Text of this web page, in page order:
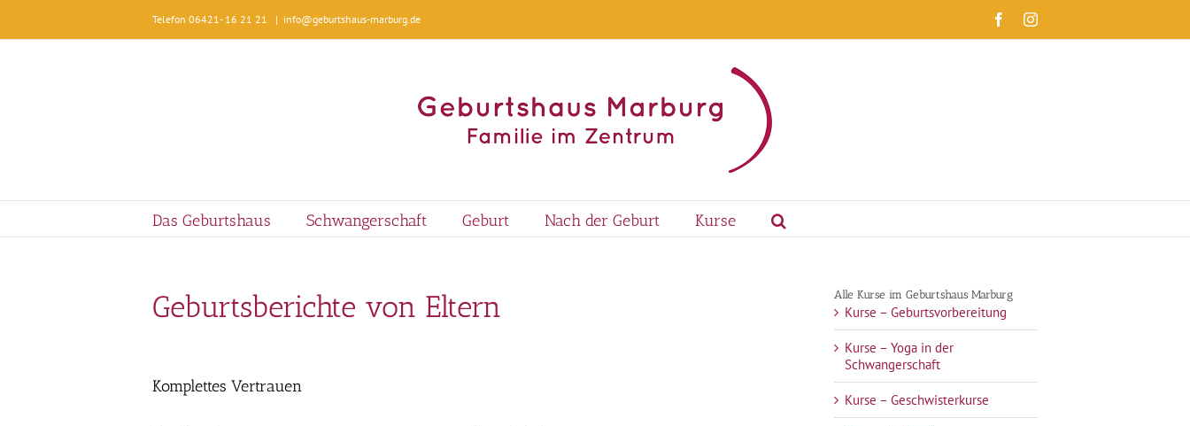
springen
Telefon 06421- 16 21 21 | info@geburtshaus-marburg.de FacebookInstagram
Das Geburtshaus Schwangerschaft Geburt Nach der Geburt Kurse
Geburtsberichte von Eltern
Komplettes Vertrauen
Alle Kurse im Geburtshaus Marburg
Kurse – Geburtsvorbereitung
Kurse – Yoga in der
Schwangerschaft
Kurse – Geschwisterkurse